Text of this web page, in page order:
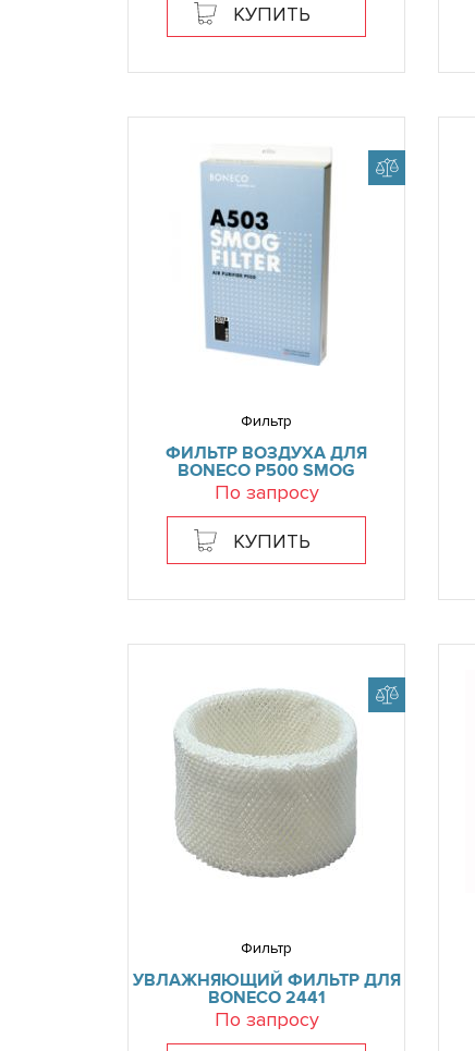
КУПИТЬ
Фильтр
ФИЛЬТР ВОЗДУХА ДЛЯ
BONECO P500 SMOG
По запросу
КУПИТЬ
Фильтр
УВЛАЖНЯЮЩИЙ ФИЛЬТР ДЛЯ
BONECO 2441
По запросу